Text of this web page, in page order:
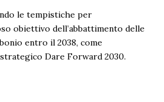
le tempistiche per
obiettivo dell’abbattimento delle
entro il 2038, come
Dare Forward 2030.